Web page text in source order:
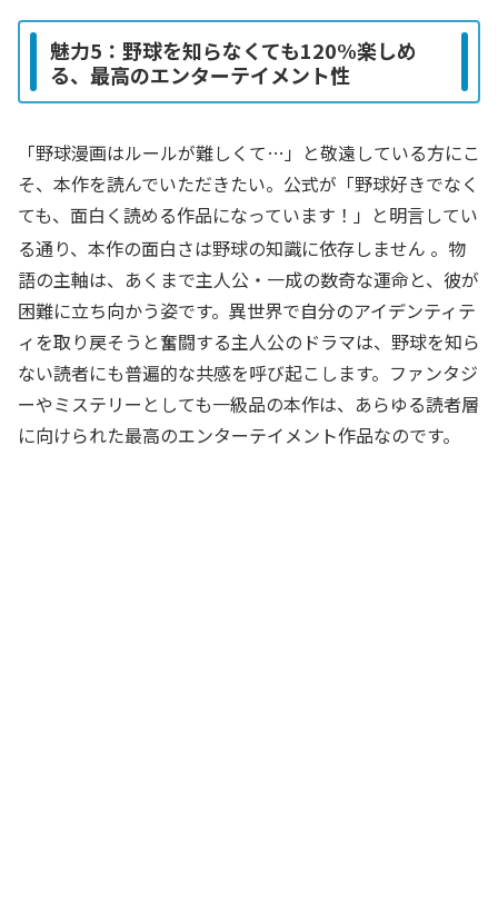
魅力5：野球を知らなくても120%楽しめ
る、最高のエンターテイメント性
「野球漫画はルールが難しくて…」と敬遠している方にこ
そ、本作を読んでいただきたい。公式が「野球好きでなく
ても、面白く読める作品になっています！」と明言してい
る通り、本作の面白さは野球の知識に依存しません 。物
語の主軸は、あくまで主人公・一成の数奇な運命と、彼が
困難に立ち向かう姿です。異世界で自分のアイデンティテ
ィを取り戻そうと奮闘する主人公のドラマは、野球を知ら
ない読者にも普遍的な共感を呼び起こします。ファンタジ
ーやミステリーとしても一級品の本作は、あらゆる読者層
に向けられた最高のエンターテイメント作品なのです。